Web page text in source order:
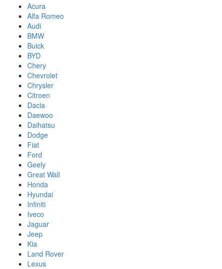
Acura
Alfa Romeo
Audi
BMW
Buick
BYD
Chery
Chevrolet
Chrysler
Citroen
Dacia
Daewoo
Daihatsu
Dodge
Fiat
Ford
Geely
Great Wall
Honda
Hyundai
Infiniti
Iveco
Jaguar
Jeep
Kia
Land Rover
Lexus